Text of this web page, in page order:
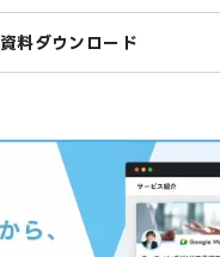
資料ダウンロード